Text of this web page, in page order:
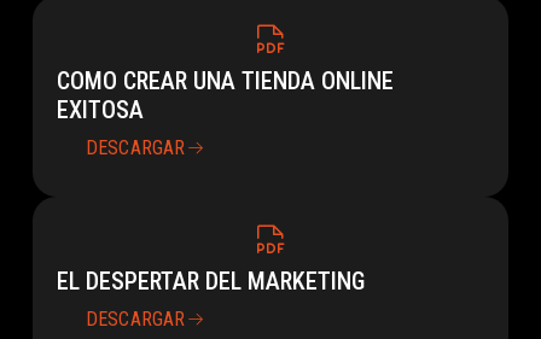
COMO CREAR UNA TIENDA ONLINE
EXITOSA
DESCARGAR
EL DESPERTAR DEL MARKETING
DESCARGAR